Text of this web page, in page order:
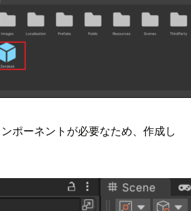
ポーネントが必要なため、作成し